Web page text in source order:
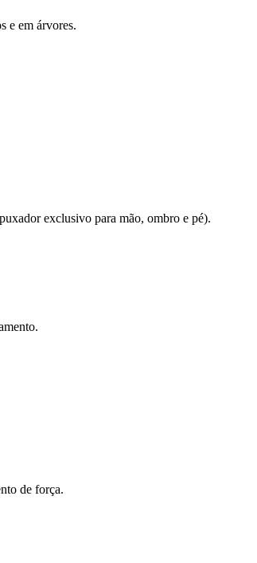
e em árvores.
exclusivo para mão, ombro e pé).
de força.